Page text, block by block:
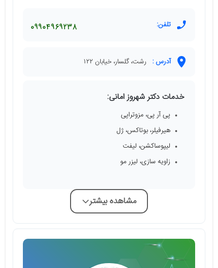
تلفن: 09904969238
آدرس : رشت، گلسار، خیابان ۱۲۲
خدمات دکتر شهروز امانی:
پی آر پی، مزوتراپی
هیرفیلر، بوتاکس، ژل
لیپوساکشن، لیفت
زاویه سازی، لیزر مو
مشاهده بیشتر